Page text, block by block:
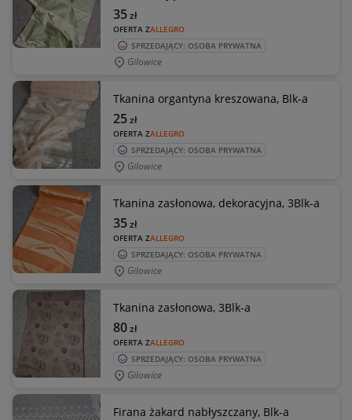
OFERTA ZALLEGRO
35zł
SPRZEDAJĄCY: OSOBA PRYWATNA
Gilowice
Tkanina organtyna kreszowana, Blk-a
OFERTA ZALLEGRO
25zł
SPRZEDAJĄCY: OSOBA PRYWATNA
Gilowice
Tkanina zasłonowa, dekoracyjna, 3Blk-a
OFERTA ZALLEGRO
35zł
SPRZEDAJĄCY: OSOBA PRYWATNA
Gilowice
Tkanina zasłonowa, 3Blk-a
OFERTA ZALLEGRO
80zł
SPRZEDAJĄCY: OSOBA PRYWATNA
Gilowice
Firana żakard nabłyszczany, Blk-a